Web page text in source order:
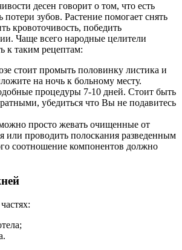
десен говорит о том, что есть
потери зубов. Растение помогает снять
кровоточивость, победить
Чаще всего народные целители
к таким рецептам:
стоит промыть половинку листика и
на ночь к больному месту.
процедуры 7-10 дней. Стоит быть
убедиться что Вы не подавитесь
просто жевать очищенные от
или проводить полоскания разведенным
соотношение компонентов должно